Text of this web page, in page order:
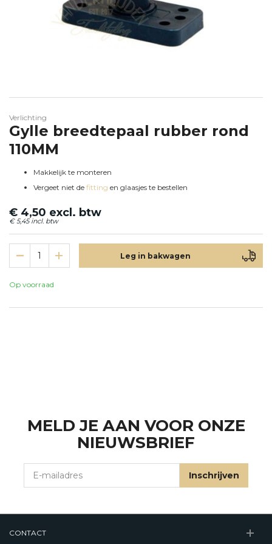
Ga naar het begin van de afbeeldingen-gallerij
Verlichting
Gylle breedtepaal rubber rond
110MM
Makkelijk te monteren
Vergeet niet de fitting en glaasjes te bestellen
€ 5,45
€ 4,50
Leg in bakwagen
Op voorraad
MELD JE AAN VOOR ONZE
NIEUWSBRIEF
Inschrijven
CONTACT